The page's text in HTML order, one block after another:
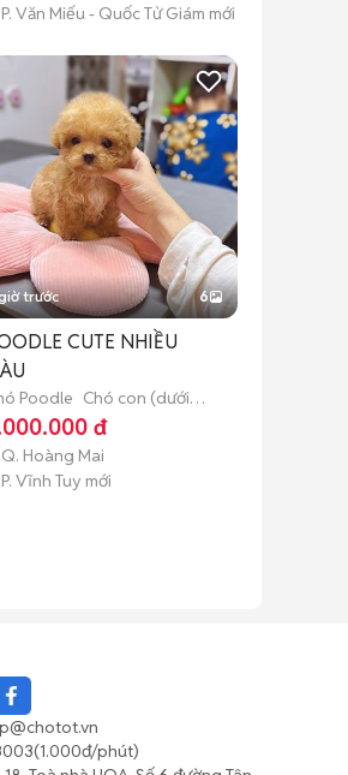
P. Văn Miếu - Quốc Tử Giám mới
trước 6
CUTE NHIỀU
Poodle Chó con (dưới 3
tuổi)
đ
Q. Hoàng Mai
P. Vĩnh Tuy mới
(1.000đ/phút)